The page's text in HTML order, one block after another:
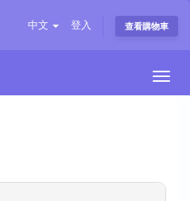
中文 登入 查看購物車